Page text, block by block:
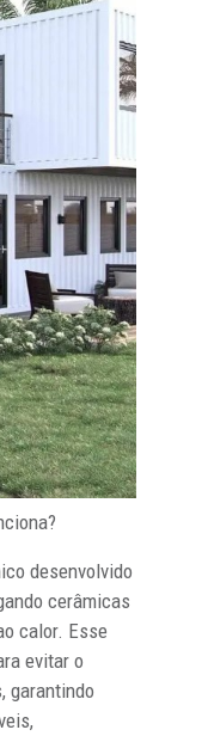
desenvolvido
cerâmicas
calor. Esse
evitar o
garantindo